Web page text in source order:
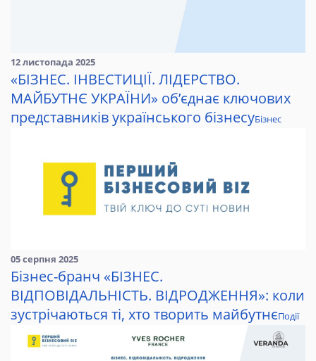
12 листопада 2025
«БІЗНЕС. ІНВЕСТИЦІЇ. ЛІДЕРСТВО.
МАЙБУТНЄ УКРАЇНИ» об’єднає ключових
представників українського бізнесуБізнес
05 серпня 2025
Бізнес-бранч «БІЗНЕС.
ВІДПОВІДАЛЬНІСТЬ. ВІДРОДЖЕННЯ»: коли
зустрічаються ті, хто творить майбутнєПодії